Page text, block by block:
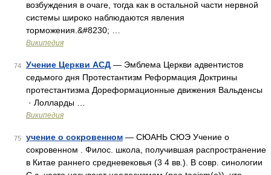
возбуждения в очаге, тогда как в остальной части нервной
системы широко наблюдаются явления
торможения.&#8230; …
Википедия
74 Учение Церкви АСД — Эмблема Церкви адвентистов
седьмого дня Протестантизм Реформация Доктрины
протестантизма Дореформационные движения Вальденсы
· Лолларды …
Википедия
75 учение о сокровенном — СЮАНЬ СЮЭ Учение о
сокровенном . Филос. школа, получившая распространение
в Китае раннего средневековья (3 4 вв.). В совр. синологии